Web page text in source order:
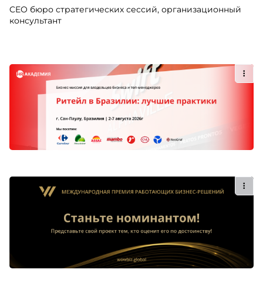
CEO бюро стратегических сессий, организационный
консультант